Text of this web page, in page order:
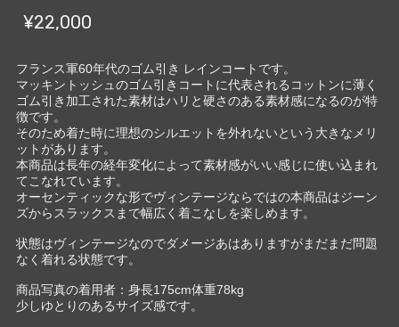
¥22,000
フランス軍60年代のゴム引き レインコートです。
マッキントッシュのゴム引きコートに代表されるコットンに薄く
ゴム引き加工された素材はハリと硬さのある素材感になるのが特
徴です。
そのため着た時に理想のシルエットを外れないという大きなメリ
ットがあります。
本商品は長年の経年変化によって素材感がいい感じに使い込まれ
てこなれています。
オーセンティックな形でヴィンテージならではの本商品はジーン
ズからスラックスまで幅広く着こなしを楽しめます。
状態はヴィンテージなのでダメージあはありますがまだまだ問題
なく着れる状態です。
商品写真の着用者：身長175cm体重78kg
少しゆとりのあるサイズ感です。